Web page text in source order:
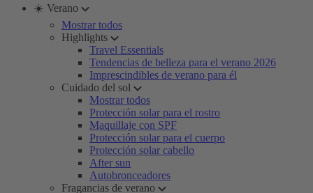
☀️ Verano
Mostrar todos
Highlights
Travel Essentials
Tendencias de belleza para el verano 2026
Imprescindibles de verano para él
Cuidado del sol
Mostrar todos
Protección solar para el rostro
Maquillaje con SPF
Protección solar para el cuerpo
Protección solar cabello
After sun
Autobronceadores
Fragancias de verano